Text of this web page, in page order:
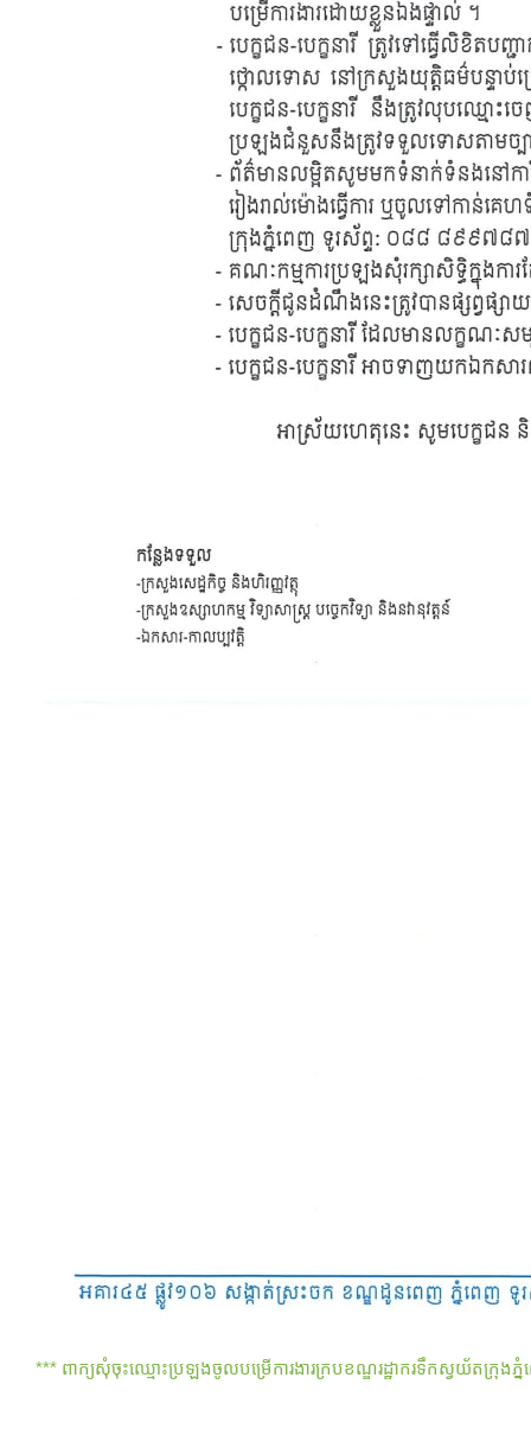
*** ពាក្យសុំចុះឈ្មោះប្រឡងចូលបម្រើការងារក្របខណ្ឌរដ្ឋាករទឹកស្វយ័តក្រុងភ្